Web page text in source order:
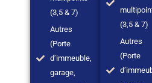
(3,5 & 7)
Autres
(Porte
d’immeuble,
garage,
(3,5 & 7)
Autres
(Porte